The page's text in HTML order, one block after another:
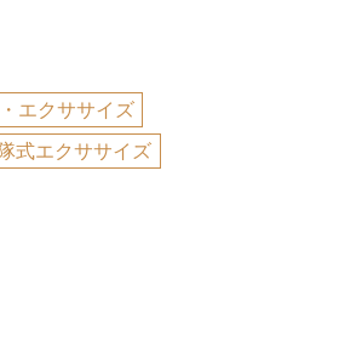
エクササイズ
式エクササイズ